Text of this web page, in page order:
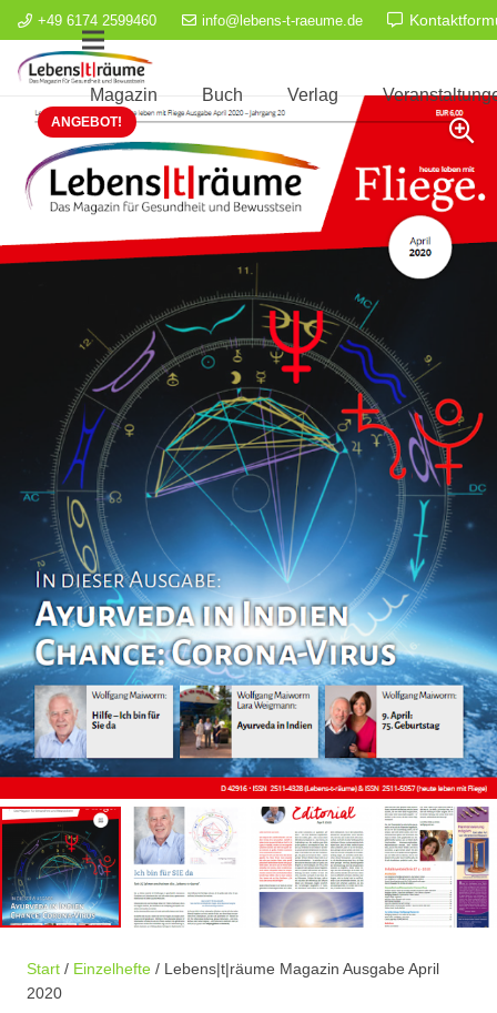
+49 6174 2599460 info@lebens-t-raeume.de
Magazin Buch Verlag
ANGEBOT!
Start / Einzelhefte / Lebens|t|räume Magazin Ausgabe April
2020